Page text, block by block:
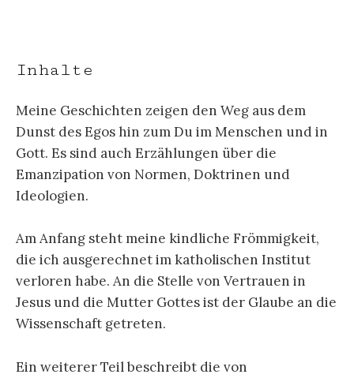
Inhalte
Meine Geschichten zeigen den Weg aus dem
Dunst des Egos hin zum Du im Menschen und in
Gott. Es sind auch Erzählungen über die
Emanzipation von Normen, Doktrinen und
Ideologien.
Am Anfang steht meine kindliche Frömmigkeit,
die ich ausgerechnet im katholischen Institut
verloren habe. An die Stelle von Vertrauen in
Jesus und die Mutter Gottes ist der Glaube an die
Wissenschaft getreten.
Ein weiterer Teil beschreibt die von